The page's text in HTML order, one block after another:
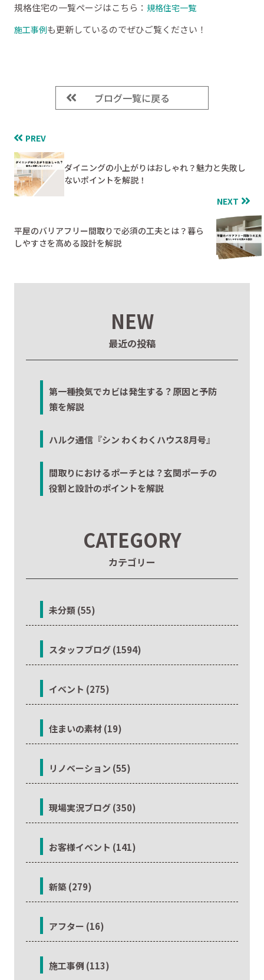
規格住宅の一覧ページはこちら： 規格住宅一覧
施工事例も更新しているのでぜひご覧ください！
ブログ一覧に戻る
PREV
ダイニングの小上がりはおしゃれ？魅力と失敗し
ないポイントを解説！
NEXT
平屋のバリアフリー間取りで必須の工夫とは？暮ら
しやすさを高める設計を解説
NEW
最近の投稿
第一種換気でカビは発生する？原因と予防
策を解説
ハルク通信『シン わくわくハウス8月号』
間取りにおけるポーチとは？玄関ポーチの
役割と設計のポイントを解説
CATEGORY
カテゴリー
未分類 (55)
スタッフブログ (1594)
イベント (275)
住まいの素材 (19)
リノベーション (55)
現場実況ブログ (350)
お客様イベント (141)
新築 (279)
アフター (16)
施工事例 (113)